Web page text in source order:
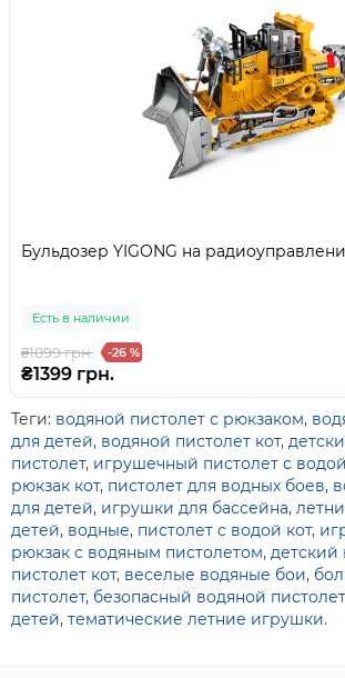
Бульдозер YIGONG на
Есть в наличии
₴1899 грн. -26 %
₴1399 грн.
Теги: водяной пистолет с рюкзаком,
для детей, водяной пистолет кот,
пистолет, игрушечный пистолет с водой
рюкзак кот, пистолет для водных боев,
для детей, игрушки для бассейна,
детей, водные, пистолет с водой кот,
рюкзак с водяным пистолетом, детский
пистолет кот, веселые водяные бои,
пистолет, безопасный водяной пистолет
детей, тематические летние игрушки.